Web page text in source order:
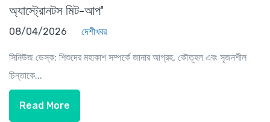
অ্যাস্ট্রোনটস মিট-আপ'
08/04/2026 দেশীখবর
সিনিউজ ডেস্ক: শিশুদের মহাকাশ সম্পর্কে জানার আগ্রহ, কৌতূহল এবং সৃজনশীল
চিন্তাকে...
Read More